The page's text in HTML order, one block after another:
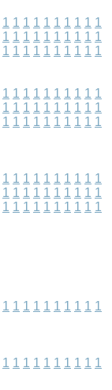
1 1 1 1 1 1 1 1 1 1
1 1 1 1 1 1 1 1 1 1
1 1 1 1 1 1 1 1 1 1
1 1 1 1 1 1 1 1 1 1
1 1 1 1 1 1 1 1 1 1
1 1 1 1 1 1 1 1 1 1
1 1 1 1 1 1 1 1 1 1
1 1 1 1 1 1 1 1 1 1
1 1 1 1 1 1 1 1 1 1
1 1 1 1 1 1 1 1 1 1
1 1 1 1 1 1 1 1 1 1